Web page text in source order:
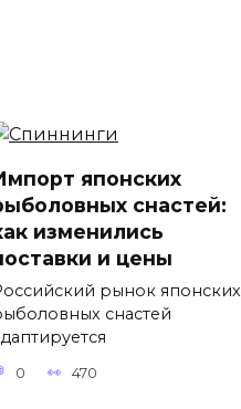
японских
снастей:
изменились
и цены
рынок японских
снастей
0 470